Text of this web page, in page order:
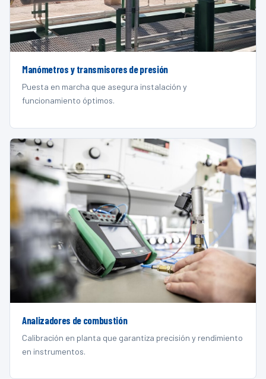
Manómetros y transmisores de presión
Puesta en marcha que asegura instalación y
funcionamiento óptimos.
Analizadores de combustión
Calibración en planta que garantiza precisión y rendimiento
en instrumentos.